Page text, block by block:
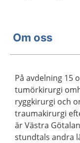
Om oss
På avdelning 15
tumörkirurgi
ryggkirurgi och
traumakirurgi
är Västra
stundtals andra